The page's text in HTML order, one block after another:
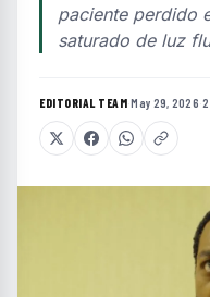
paciente perdido
saturado de luz
EDITORIAL TEAM·May 29, 2026·